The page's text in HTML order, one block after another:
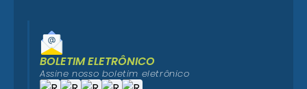
BOLETIM ELETRÔNICO
Assine nosso boletim eletrônico